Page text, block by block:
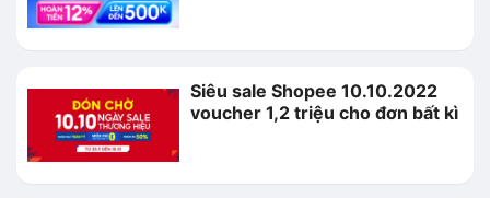
Siêu sale Shopee 10.10.2022
voucher 1,2 triệu cho đơn bất kì